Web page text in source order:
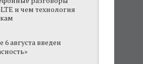
состояния
реки Мулянка
от
и чем технология
августа введен